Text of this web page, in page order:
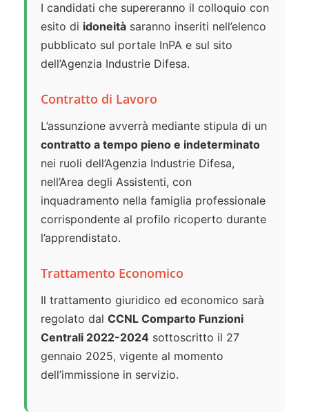
I candidati che supereranno il colloquio con
esito di idoneità saranno inseriti nell’elenco
pubblicato sul portale InPA e sul sito
dell’Agenzia Industrie Difesa.
Contratto di Lavoro
L’assunzione avverrà mediante stipula di un
contratto a tempo pieno e indeterminato
nei ruoli dell’Agenzia Industrie Difesa,
nell’Area degli Assistenti, con
inquadramento nella famiglia professionale
corrispondente al profilo ricoperto durante
l’apprendistato.
Trattamento Economico
Il trattamento giuridico ed economico sarà
regolato dal CCNL Comparto Funzioni
Centrali 2022-2024 sottoscritto il 27
gennaio 2025, vigente al momento
dell’immissione in servizio.